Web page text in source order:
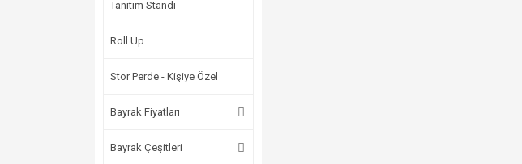
Tanıtım Standı
Roll Up
Stor Perde - Kişiye Özel
Bayrak Fiyatları
Bayrak Çeşitleri